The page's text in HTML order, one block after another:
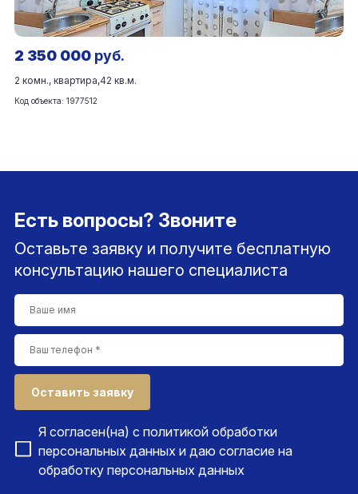
2 350 000 руб.
2 комн., квартира,42 кв.м.
Код объекта: 1977512
Есть вопросы? Звоните
Оставьте заявку и получите бесплатную
консультацию нашего специалиста
Оставить заявку
Я согласен(на) с политикой обработки
персональных данных и даю согласие на
обработку персональных данных